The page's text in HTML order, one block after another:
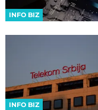
INFO BIZ
INFO BIZ